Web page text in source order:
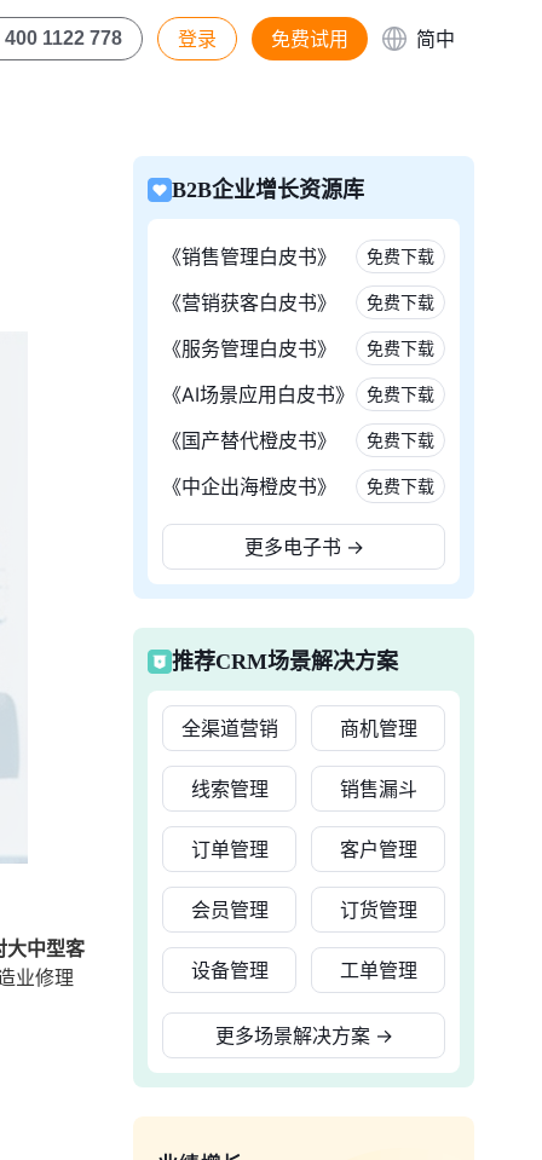
400 1122 778 登录 免费试用 简中
大中型客
业修理
B2B企业增长资源库
《销售管理白皮书》 免费下载
《营销获客白皮书》 免费下载
《服务管理白皮书》 免费下载
《AI场景应用白皮书》 免费下载
《国产替代橙皮书》 免费下载
《中企出海橙皮书》 免费下载
更多电子书 →
推荐CRM场景解决方案
全渠道营销 商机管理
线索管理 销售漏斗
订单管理 客户管理
会员管理 订货管理
设备管理 工单管理
更多场景解决方案 →